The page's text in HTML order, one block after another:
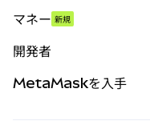
パーペチュアル
RWA
マネー 新規
開発者
MetaMaskを入手